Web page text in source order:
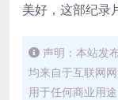
美好，这部纪录
声明：本站发
均来自于互联网
用于任何商业用